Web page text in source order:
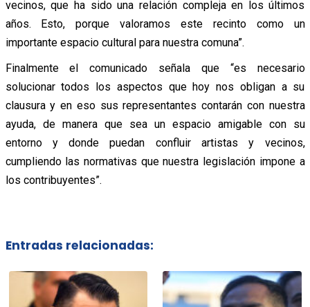
vecinos, que ha sido una relación compleja en los últimos
años. Esto, porque valoramos este recinto como un
importante espacio cultural para nuestra comuna”.
Finalmente el comunicado señala que “es necesario
solucionar todos los aspectos que hoy nos obligan a su
clausura y en eso sus representantes contarán con nuestra
ayuda, de manera que sea un espacio amigable con su
entorno y donde puedan confluir artistas y vecinos,
cumpliendo las normativas que nuestra legislación impone a
los contribuyentes”.
Entradas relacionadas: